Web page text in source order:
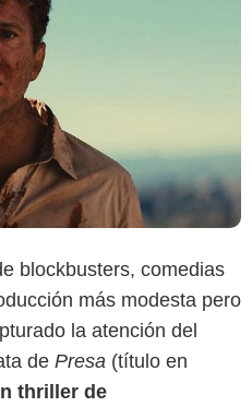
blockbusters, comedias
más modesta pero
la atención del
de Presa (título en
thriller de